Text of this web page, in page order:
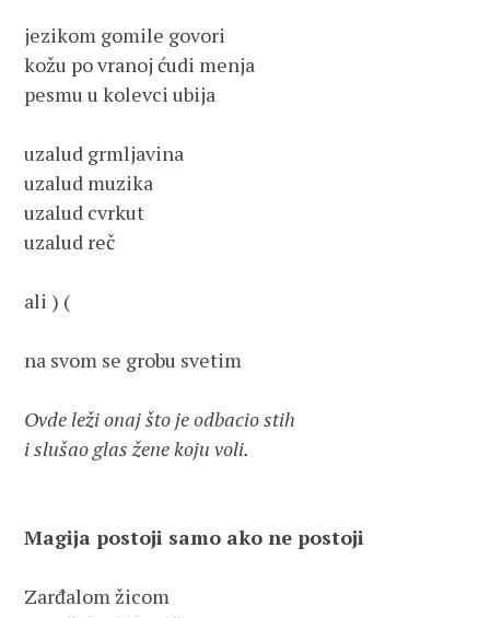
jezikom gomile govori
kožu po vranoj ćudi menja
pesmu u kolevci ubija
uzalud grmljavina
uzalud muzika
uzalud cvrkut
uzalud reč
ali ) (
na svom se grobu svetim
Ovde leži onaj što je odbacio stih
Magija postoji samo ako ne postoji
Zarđalom žicom